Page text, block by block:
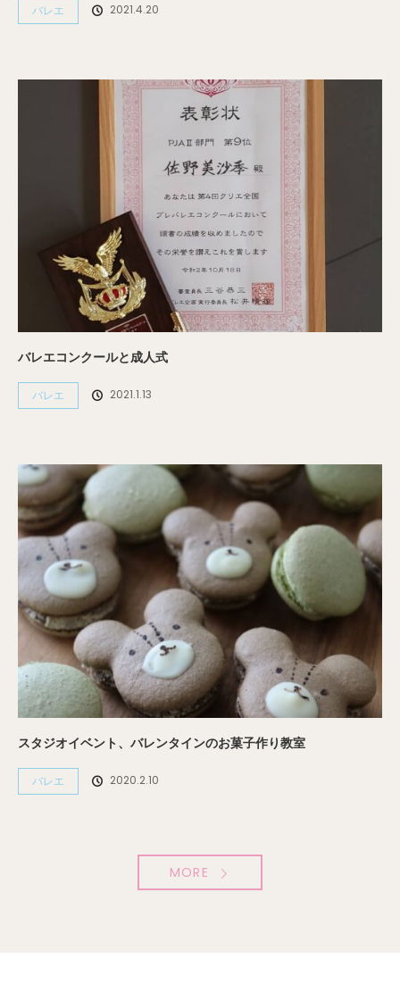
MORE
バレエ 2021.4.20
バレエコンクールと成人式
バレエ 2021.1.13
スタジオイベント、バレンタインのお菓子作り教室
バレエ 2020.2.10